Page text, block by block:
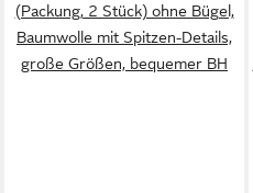
(Packung, 2 Stück) ohne Bügel,
Baumwolle mit Spitzen-Details,
große Größen, bequemer BH